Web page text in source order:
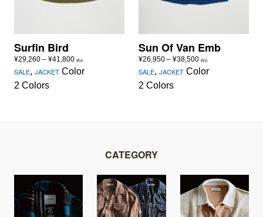
Surfin Bird
¥29,260 – ¥41,800価
格
税込
SALE, JACKET Color
2 Colors
Sun Of Van Emb
¥26,950 – ¥38,500価
格
税込
SALE, JACKET Color
2 Colors
CATEGORY